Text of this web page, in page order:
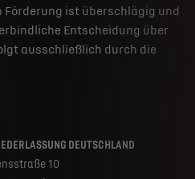
ist überschlägig und
Entscheidung über
ausschließlich durch die
DEUTSCHLAND
10